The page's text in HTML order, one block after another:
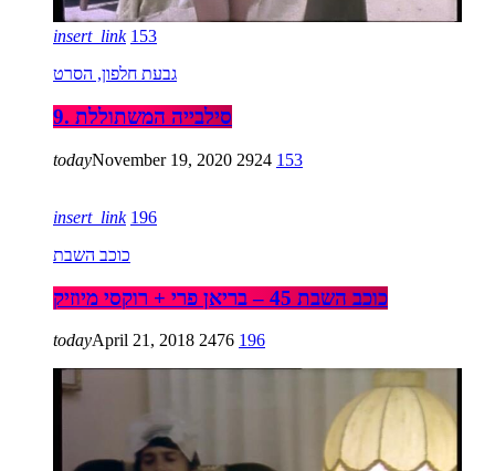
insert_link 153
גבעת חלפון, הסרט
9. סילבייה המשתוללת
todayNovember 19, 2020 2924 153
insert_link 196
כוכב השבת
כוכב השבת 45 – בריאן פרי + רוקסי מיוזיק
todayApril 21, 2018 2476 196